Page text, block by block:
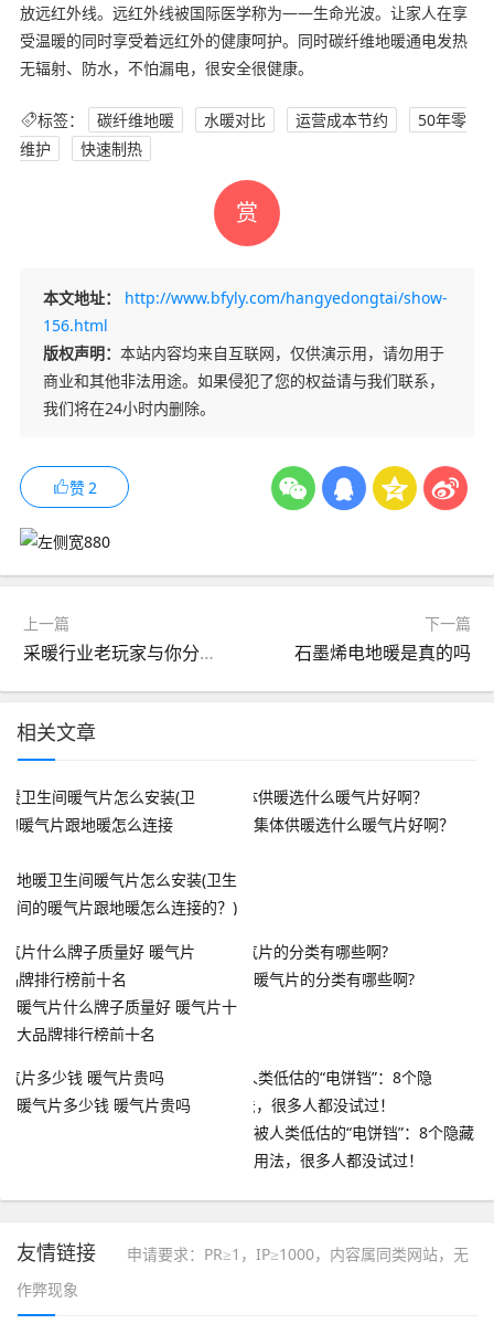
放远红外线。远红外线被国际医学称为——生命光波。让家人在享
受温暖的同时享受着远红外的健康呵护。同时碳纤维地暖通电发热
无辐射、防水，不怕漏电，很安全很健康。
标签： 碳纤维地暖 水暖对比 运营成本节约
50年零
维护
快速制热
赏
本文地址：
http://www.bfyly.com/hangyedongtai/show-
156.html
版权声明： 本站内容均来自互联网，仅供演示用，请勿用于
商业和其他非法用途。如果侵犯了您的权益请与我们联系，
我们将在24小时内删除。
赞2
上一篇
采暖行业老玩家与你分析电热膜地暖安装详情
下一篇
石墨烯电地暖是真的吗
相关文章
地暖卫生间暖气片怎么安装(卫生
间的暖气片跟地暖怎么连接的？)
集体供暖选什么暖气片好啊？
暖气片什么牌子质量好 暖气片十
大品牌排行榜前十名
暖气片的分类有哪些啊?
暖气片多少钱 暖气片贵吗
被人类低估的“电饼铛”：8个隐藏
用法，很多人都没试过！
友情链接
申请要求：PR≥1，IP≥1000，内容属同类网站，无
作弊现象